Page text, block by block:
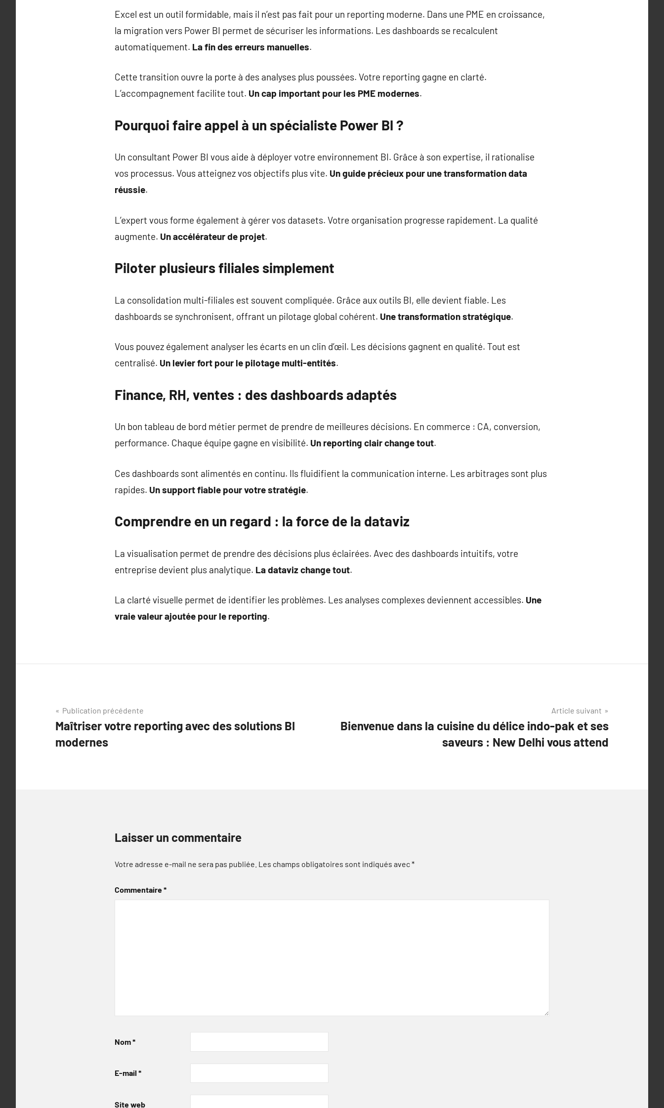
Excel est un outil formidable, mais il n’est pas fait pour un reporting moderne. Dans une PME en croissance,
la migration vers Power BI permet de sécuriser les informations. Les dashboards se recalculent
automatiquement. La fin des erreurs manuelles.
Cette transition ouvre la porte à des analyses plus poussées. Votre reporting gagne en clarté.
L’accompagnement facilite tout. Un cap important pour les PME modernes.
Pourquoi faire appel à un spécialiste Power BI ?
Un consultant Power BI vous aide à déployer votre environnement BI. Grâce à son expertise, il rationalise
vos processus. Vous atteignez vos objectifs plus vite. Un guide précieux pour une transformation data
réussie.
L’expert vous forme également à gérer vos datasets. Votre organisation progresse rapidement. La qualité
augmente. Un accélérateur de projet.
Piloter plusieurs filiales simplement
La consolidation multi-filiales est souvent compliquée. Grâce aux outils BI, elle devient fiable. Les
dashboards se synchronisent, offrant un pilotage global cohérent. Une transformation stratégique.
Vous pouvez également analyser les écarts en un clin d’œil. Les décisions gagnent en qualité. Tout est
centralisé. Un levier fort pour le pilotage multi-entités.
Finance, RH, ventes : des dashboards adaptés
Un bon tableau de bord métier permet de prendre de meilleures décisions. En commerce : CA, conversion,
performance. Chaque équipe gagne en visibilité. Un reporting clair change tout.
Ces dashboards sont alimentés en continu. Ils fluidifient la communication interne. Les arbitrages sont plus
rapides. Un support fiable pour votre stratégie.
Comprendre en un regard : la force de la dataviz
La visualisation permet de prendre des décisions plus éclairées. Avec des dashboards intuitifs, votre
entreprise devient plus analytique. La dataviz change tout.
La clarté visuelle permet de identifier les problèmes. Les analyses complexes deviennent accessibles. Une
vraie valeur ajoutée pour le reporting.
Navigation
de
l’article
Publication précédente
Maîtriser votre reporting avec des solutions BI
modernes
Article suivant
Bienvenue dans la cuisine du délice indo-pak et ses
saveurs : New Delhi vous attend
Laisser un commentaire
Votre adresse e-mail ne sera pas publiée. Les champs obligatoires sont indiqués avec*
Commentaire*
Nom*
E-mail *
Site web